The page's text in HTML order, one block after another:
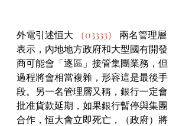
外電引述恒大 （03333）
兩名管理層
表示，內地地方政府和大型國有開發
商可能會「逐區」接管集團業務，但
過程將會相當複雜，形容這是最後手
段。另一名管理層又稱，銀行一定會
批准貨款延期，如果銀行暫停與集團
合作，恒大會立即死亡，（政府）將